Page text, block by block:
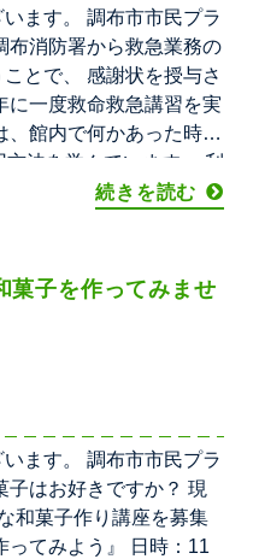
ます。 調布市市民プラ
布消防署から救急業務の
とで、 感謝状を授与さ
に一度救命救急講習を実
、館内で何かあった時の
法を学んでいます。 利
利用できるように 今後
続きを読む
菓子を作ってみませ
ます。 調布市市民プラ
子はお好きですか？ 現
和菓子作り講座を募集
ってみよう』 日時：11